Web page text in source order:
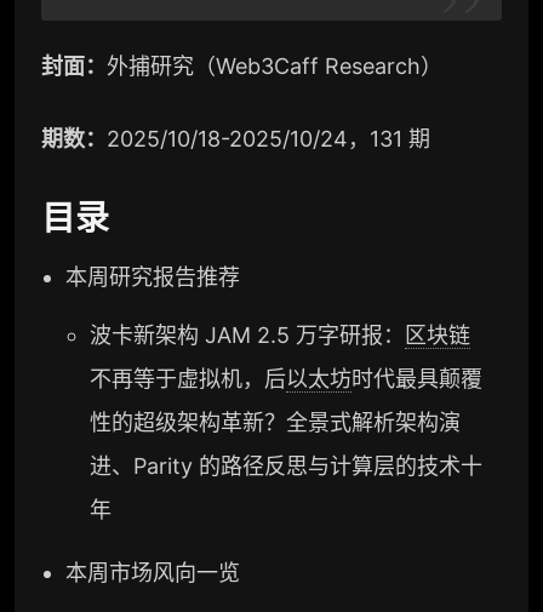
封面： 外捕研究（Web3Caff Research）
期数： 2025/10/18-2025/10/24，131 期
目录
本周研究报告推荐
波卡新架构 JAM 2.5 万字研报：
区块链
不再等于虚拟机，后以太坊时代最具颠覆
性的超级架构革新？全景式解析架构演
进、Parity 的路径反思与计算层的技术十
年
本周市场风向一览